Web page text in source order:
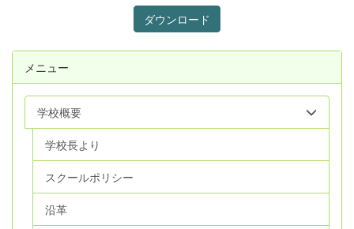
ダウンロード
メニュー
学校概要
学校長より
スクールポリシー
沿革